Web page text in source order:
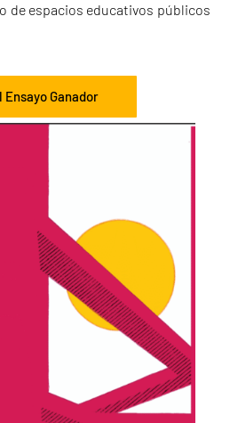
de espacios educativos públicos
Ensayo Ganador